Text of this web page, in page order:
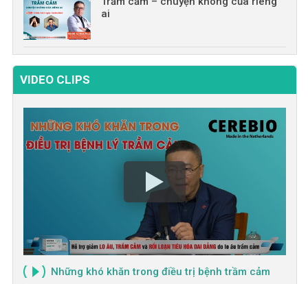
ai
VIDEO CLIPS
Những khó khăn trong điều trị bệnh trầm cảm